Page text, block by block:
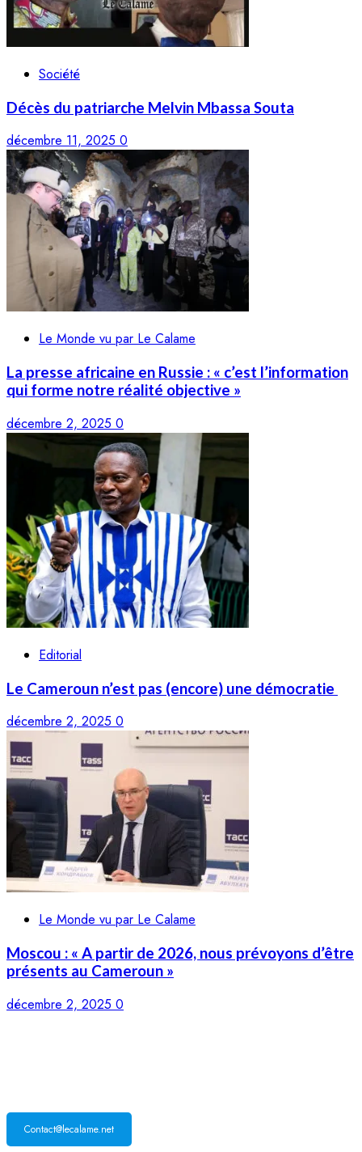
Société
Décès du patriarche Melvin Mbassa Souta
décembre 11, 2025 0
Le Monde vu par Le Calame
La presse africaine en Russie : « c’est l’information
qui forme notre réalité objective »
décembre 2, 2025 0
Editorial
Le Cameroun n’est pas (encore) une démocratie
décembre 2, 2025 0
Le Monde vu par Le Calame
Moscou : « A partir de 2026, nous prévoyons d’être
présents au Cameroun »
décembre 2, 2025 0
Contact@lecalame.net